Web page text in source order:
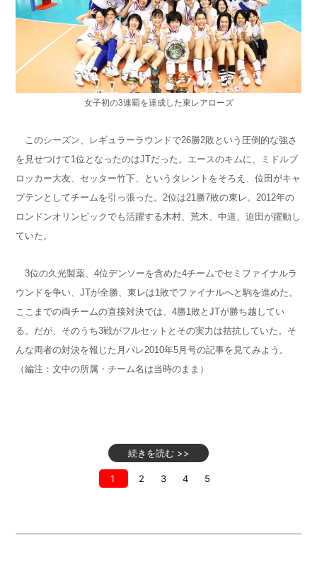
女子初の3連覇を達成した東レアローズ
このシーズン、レギュラーラウンドで26勝2敗という圧倒的な強さ
を見せつけて1位となったのはJTだった。エースのキムに、ミドルブ
ロッカー大友、セッター竹下、というタレントをそろえ、位田がキャ
プテンとしてチームを引っ張った。2位は21勝7敗の東レ。2012年の
ロンドンオリンピックでも活躍する木村、荒木、中道、迫田が躍動し
ていた。
3位の久光製薬、4位デンソーを含めた4チームでセミファイナルラ
ウンドを争い、JTが全勝、東レは1敗でファイナルへと駒を進めた。
ここまでの両チームの直接対決では、4勝1敗とJTが勝ち越してい
る。だが、そのうち3戦がフルセットとその実力は拮抗していた。そ
んな両者の対決を報じた月バレ2010年5月号の記事を見てみよう。
（編注：文中の所属・チーム名は当時のまま）
続きを読む >>
1 2 3 4 5